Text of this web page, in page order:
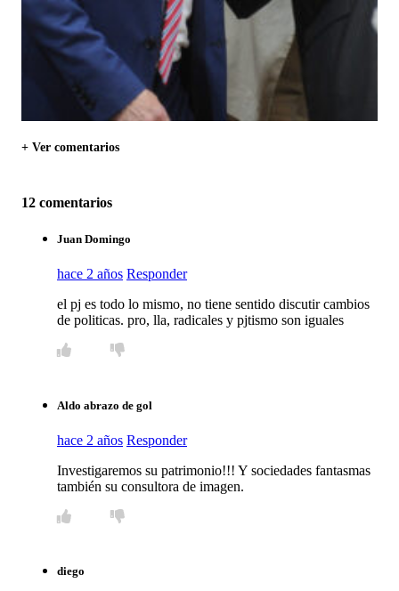
+ Ver comentarios
12 comentarios
Juan Domingo
hace 2 años Responder
el pj es todo lo mismo, no tiene sentido discutir cambios
de politicas. pro, lla, radicales y pjtismo son iguales
Aldo abrazo de gol
hace 2 años Responder
Investigaremos su patrimonio!!! Y sociedades fantasmas
también su consultora de imagen.
diego